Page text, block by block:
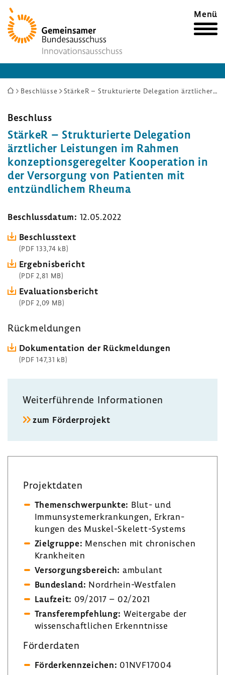
Zur
Startseite
Menü
Sie
hier:
Beschlüsse StärkeR – Strukturierte Delegation ärztlicher Leistungen im Rahmen konzeptionsgeregelter Kooperation in der Versorgung von Patienten mit entzündlichem Rheuma
Beschluss
StärkeR – Struk­tu­rierte Dele­ga­tion
ärzt­li­cher Leis­tungen im Rahmen
konzep­ti­ons­ge­re­gelter Koope­ra­tion in
der Versor­gung von Pati­enten mit
entzünd­li­chem Rheuma
Beschluss­datum: 12.05.2022
Beschluss­text
(PDF 133,74 kB)
Ergeb­nis­be­richt
(PDF 2,81 MB)
Evalua­ti­ons­be­richt
(PDF 2,09 MB)
Rück­mel­dungen
Doku­men­ta­tion der Rück­mel­dungen
(PDF 147,31 kB)
Weiter­füh­rende Infor­ma­tionen
zum Förder­pro­jekt
Projekt­daten
Themen­schwer­punkte: Blut- und
Immun­sys­tem­er­kran­kungen, Erkran­
kungen des Muskel-​Skelett-Systems
Ziel­gruppe: Menschen mit chro­ni­schen
Krank­heiten
Versor­gungs­be­reich: ambu­lant
Bundes­land: Nordrhein-​Westfalen
Lauf­zeit: 09/2017 – 02/2021
Trans­fer­emp­feh­lung: Weiter­gabe der
wissen­schaft­li­chen Erkennt­nisse
Förder­daten
Förder­kenn­zei­chen: 01NVF17004